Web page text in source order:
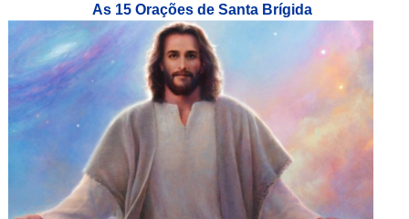
As 15 Orações de Santa Brígida